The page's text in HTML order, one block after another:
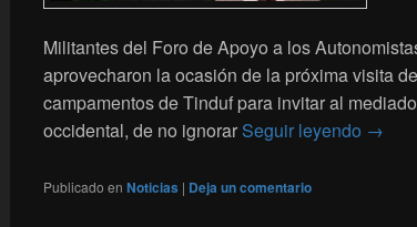
Militantes del Foro de Apoyo a los
aprovecharon la ocasión de la próxima visita
campamentos de Tinduf para invitar al
occidental, de no ignorar Seguir leyendo →
Publicado en Noticias | Deja un comentario